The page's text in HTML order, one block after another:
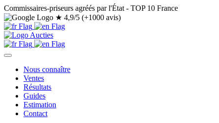
Commissaires-priseurs agréés par l'État - TOP 10 France
★ 4,9/5 (+1000 avis)
Nous connaître
Ventes
Résultats
Guides
Estimation
Contact